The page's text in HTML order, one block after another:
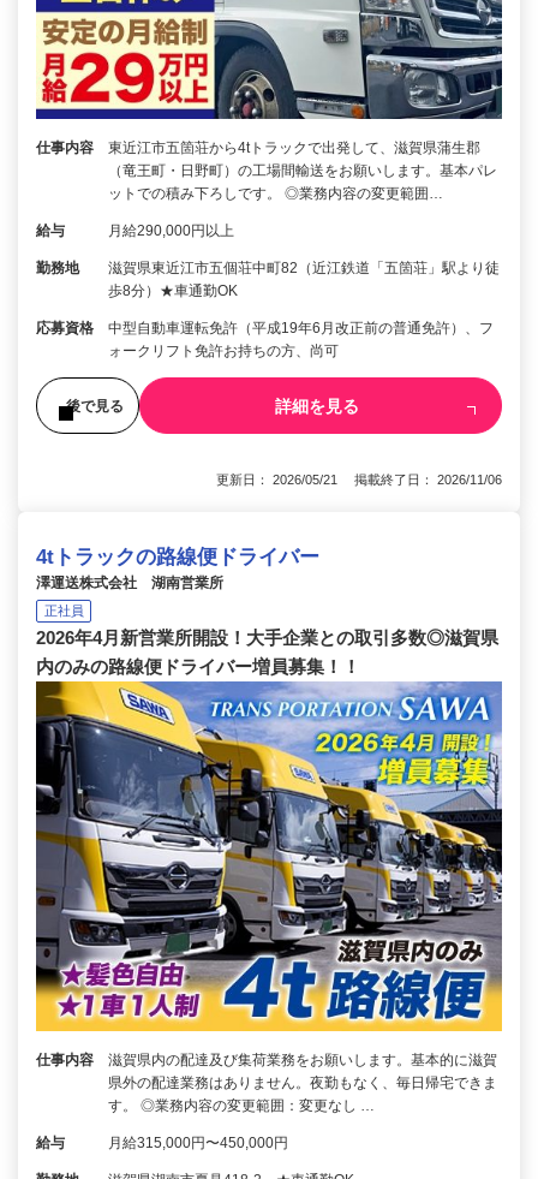
仕事内容
東近江市五箇荘から4tトラックで出発して、滋賀県蒲生郡
（竜王町・日野町）の工場間輸送をお願いします。基本パレ
ットでの積み下ろしです。 ◎業務内容の変更範囲…
給与 月給290,000円以上
勤務地
滋賀県東近江市五個荘中町82（近江鉄道「五箇荘」駅より徒
歩8分）★車通勤OK
応募資格
中型自動車運転免許（平成19年6月改正前の普通免許）、フ
ォークリフト免許お持ちの方、尚可
後で見る 詳細を見る
更新日： 2026/05/21 掲載終了日： 2026/11/06
4tトラックの路線便ドライバー
澤運送株式会社 湖南営業所
正社員
2026年4月新営業所開設！大手企業との取引多数◎滋賀県
内のみの路線便ドライバー増員募集！！
仕事内容
滋賀県内の配達及び集荷業務をお願いします。基本的に滋賀
県外の配達業務はありません。夜勤もなく、毎日帰宅できま
す。 ◎業務内容の変更範囲：変更なし …
給与 月給315,000円〜450,000円